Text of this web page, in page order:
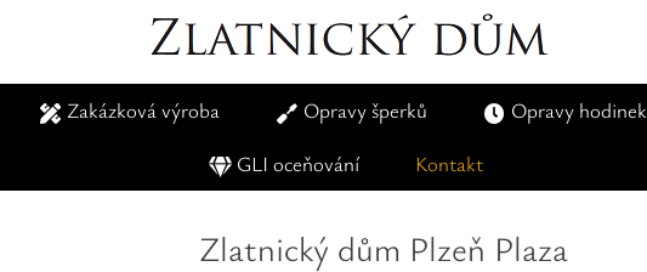
Zakázková výroba Opravy šperků Opravy hodinek
GLI oceňování
Kontakt
Zlatnický dům Plzeň Plaza